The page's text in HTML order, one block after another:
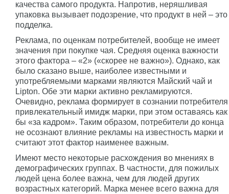
качества самого продукта. Напротив, неряшливая
упаковка вызывает подозрение, что продукт в ней – это
подделка.
Реклама, по оценкам потребителей, вообще не имеет
значения при покупке чая. Средняя оценка важности
этого фактора – «2» («скорее не важно»). Однако, как
было сказано выше, наиболее известными и
употребляемыми марками являются Майский чай и
Lipton. Обе эти марки активно рекламируются.
Очевидно, реклама формирует в сознании потребителя
привлекательный имидж марки, при этом оставаясь как
бы «за кадром». Таким образом, потребители до конца
не осознают влияние рекламы на известность марки и
считают этот фактор наименее важным.
Имеют место некоторые расхождения во мнениях в
демографических группах. В частности, для пожилых
людей цена более важна, чем для людей других
возрастных категорий. Марка менее всего важна для